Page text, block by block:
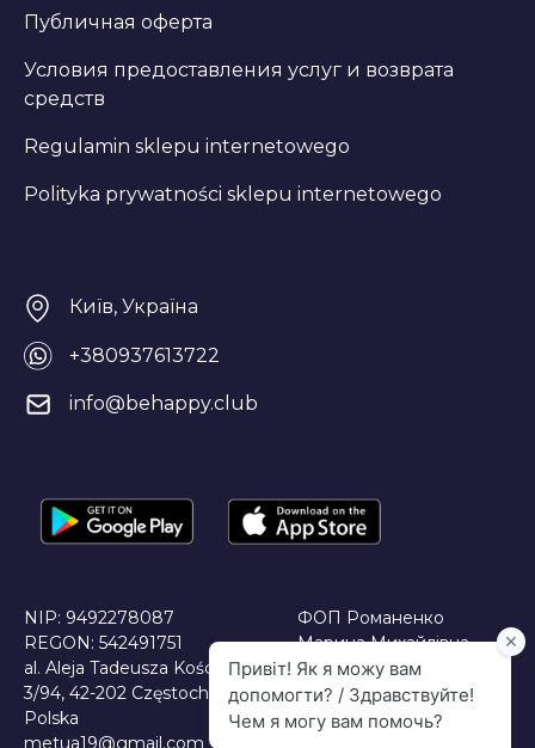
Публичная оферта
Условия предоставления услуг и возврата
средств
Regulamin sklepu internetowego
Polityka prywatności sklepu internetowego
Київ, Україна
+380937613722
info@behappy.club
NIP: 9492278087
REGON: 542491751
al. Aleja Tadeusza Kościuszki
3/94, 42-202 Częstochowa,
Polska
metua19@gmail.com
ФОП Романенко
Марина Михайлівна
JDG Maryna Romanenko